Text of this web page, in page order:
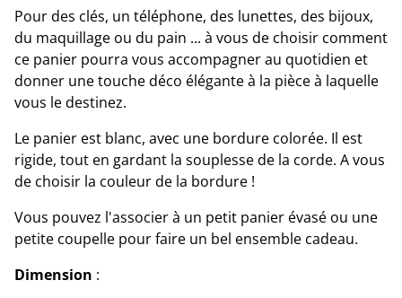
Pour des clés, un téléphone, des lunettes, des bijoux,
du maquillage ou du pain ... à vous de choisir comment
ce panier pourra vous accompagner au quotidien et
donner une touche déco élégante à la pièce à laquelle
vous le destinez.
Le panier est blanc, avec une bordure colorée. Il est
rigide, tout en gardant la souplesse de la corde. A vous
de choisir la couleur de la bordure !
Vous pouvez l'associer à un petit panier évasé ou une
petite coupelle pour faire un bel ensemble cadeau.
Dimension :